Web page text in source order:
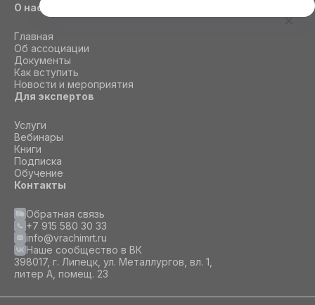
О нас
Главная
Об ассоциации
Документы
Как вступить
Новости и мероприятия
Для экспертов
Услуги
Вебинары
Книги
Подписка
Обучение
Контакты
Обратная связь
+7 915 580 30 33
info@vrachimrt.ru
Наше сообщество в ВК
398017, г. Липецк, ул. Металлургов, вл. 1,
литер А, помещ. 23
Этот сайт использует cookie
Для корректной работы данного сайта
необходимы файлы cookie
СОГЛАСИЕ ПОДРОБНОСТИ